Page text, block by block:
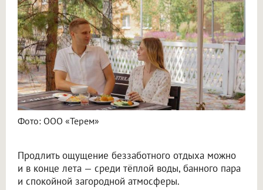
Фото: ООО «Терем»
Продлить ощущение беззаботного отдыха можно
и в конце лета — среди тёплой воды, банного пара
и спокойной загородной атмосферы.